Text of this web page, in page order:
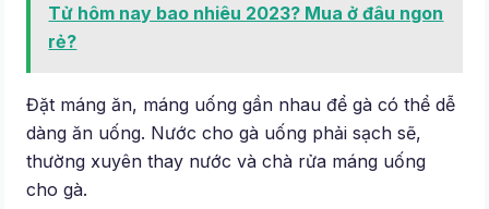
Tử hôm nay bao nhiêu 2023? Mua ở đâu ngon
rẻ?
Đặt máng ăn, máng uống gần nhau để gà có thể dễ
dàng ăn uống. Nước cho gà uống phải sạch sẽ,
thường xuyên thay nước và chà rửa máng uống
cho gà.